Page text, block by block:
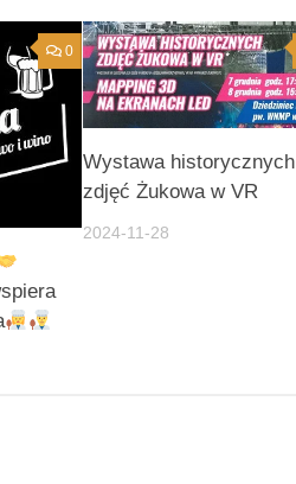
0
Wystawa historycznych
zdjęć Żukowa w VR
2024-11-28